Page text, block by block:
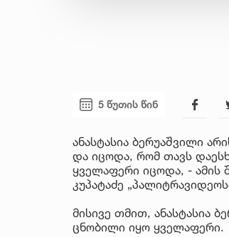
5 წუთის წინ
ანასტასია ბერუაშვილი
და იცოდა, რომ თავს
ყველაფერი იცოდა, - ამის
კუპატაძე
მისივე თმით, ანასტასია
ცნობილი იყო ყველაფერი.